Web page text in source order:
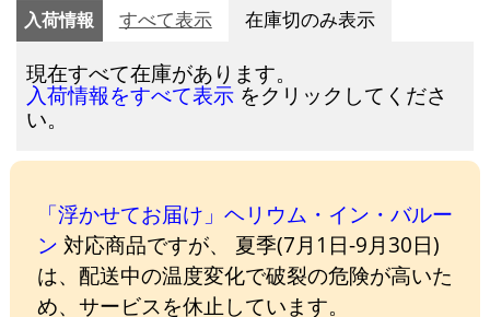
入荷情報 すべて表示 在庫切のみ表示
現在すべて在庫があります。
入荷情報をすべて表示 をクリックしてくださ
い。
「浮かせてお届け」ヘリウム・イン・バルー
ン 対応商品ですが、 夏季(7月1日-9月30日)
は、配送中の温度変化で破裂の危険が高いた
め、サービスを休止しています。